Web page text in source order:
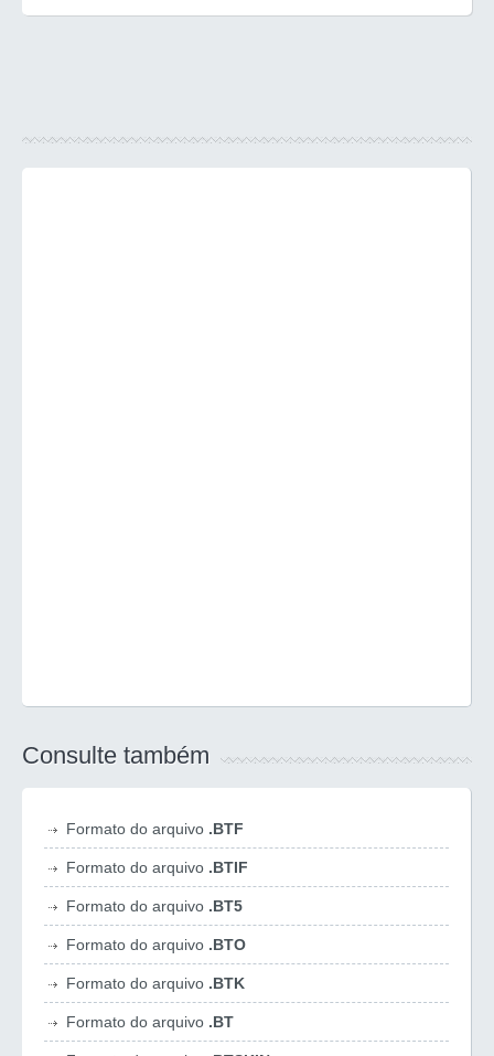
Consulte também
Formato do arquivo .BTF
Formato do arquivo .BTIF
Formato do arquivo .BT5
Formato do arquivo .BTO
Formato do arquivo .BTK
Formato do arquivo .BT